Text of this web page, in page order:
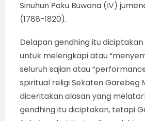
Sinuhun Paku Buwana (IV)
(1788-1820).
Delapan gendhing itu diciptakan
untuk melengkapi atau
seluruh sajian atau
spiritual religi Sekaten Garebeg
diceritakan alasan yang
gendhing itu diciptakan, tetapi